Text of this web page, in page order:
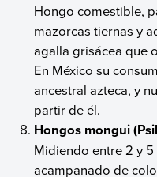
Hongo comestible,
mazorcas tiernas y
agalla grisácea que
En México su
ancestral azteca, y
partir de él.
Hongos mongui
Midiendo entre 2 y
acampanado de